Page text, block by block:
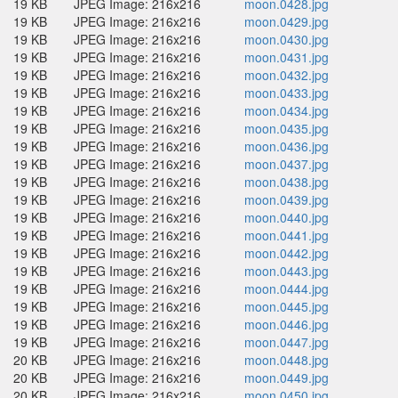
19 KB
JPEG Image: 216x216
moon.0428.jpg
19 KB
JPEG Image: 216x216
moon.0429.jpg
19 KB
JPEG Image: 216x216
moon.0430.jpg
19 KB
JPEG Image: 216x216
moon.0431.jpg
19 KB
JPEG Image: 216x216
moon.0432.jpg
19 KB
JPEG Image: 216x216
moon.0433.jpg
19 KB
JPEG Image: 216x216
moon.0434.jpg
19 KB
JPEG Image: 216x216
moon.0435.jpg
19 KB
JPEG Image: 216x216
moon.0436.jpg
19 KB
JPEG Image: 216x216
moon.0437.jpg
19 KB
JPEG Image: 216x216
moon.0438.jpg
19 KB
JPEG Image: 216x216
moon.0439.jpg
19 KB
JPEG Image: 216x216
moon.0440.jpg
19 KB
JPEG Image: 216x216
moon.0441.jpg
19 KB
JPEG Image: 216x216
moon.0442.jpg
19 KB
JPEG Image: 216x216
moon.0443.jpg
19 KB
JPEG Image: 216x216
moon.0444.jpg
19 KB
JPEG Image: 216x216
moon.0445.jpg
19 KB
JPEG Image: 216x216
moon.0446.jpg
19 KB
JPEG Image: 216x216
moon.0447.jpg
20 KB
JPEG Image: 216x216
moon.0448.jpg
20 KB
JPEG Image: 216x216
moon.0449.jpg